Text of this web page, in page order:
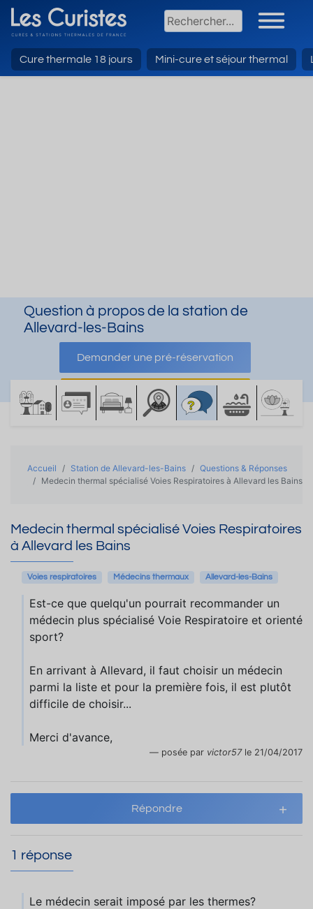
Cure thermale 18 jours Mini-cure et séjour thermal
Question à propos de la station de
Allevard-les-Bains
Demander une pré-réservation
Demander une documentation
Accueil Station de Allevard-les-Bains
Questions & Réponses
Medecin thermal spécialisé Voies Respiratoires à Allevard les Bains
Medecin thermal spécialisé Voies Respiratoires
à Allevard les Bains
Voies respiratoires Médecins thermaux Allevard-les-Bains
Est-ce que quelqu'un pourrait recommander un
médecin plus spécialisé Voie Respiratoire et orienté
sport?
En arrivant à Allevard, il faut choisir un médecin
parmi la liste et pour la première fois, il est plutôt
difficile de choisir...
Merci d'avance,
posée par victor57le 21/04/2017
Répondre
1 réponse
Le médecin serait imposé par les thermes?